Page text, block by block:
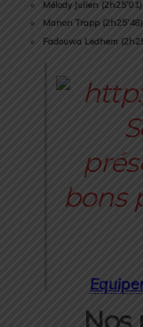
Mélody Julien (2h25’01)
Manon Trapp (2h25’48)
Fadouwa Ledhem